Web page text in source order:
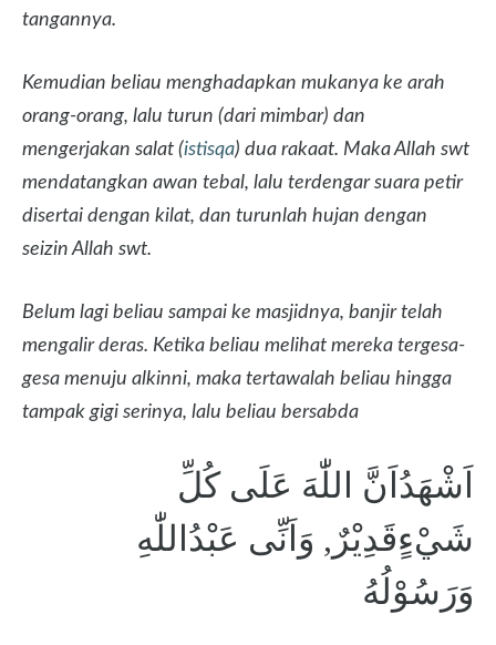
tangannya.
Kemudian beliau menghadapkan mukanya ke arah
orang-orang, lalu turun (dari mimbar) dan
mengerjakan salat (istisqa) dua rakaat. Maka Allah swt
mendatangkan awan tebal, lalu terdengar suara petir
disertai dengan kilat, dan turunlah hujan dengan
seizin Allah swt.
Belum lagi beliau sampai ke masjidnya, banjir telah
mengalir deras. Ketika beliau melihat mereka tergesa-
gesa menuju alkinni, maka tertawalah beliau hingga
tampak gigi serinya, lalu beliau bersabda
اَشْهَدُاَنَّ اللّٰهَ عَلَى كُلِّ
شَيْءٍقَدِيْرٌ, وَاَنِّى عَبْدُاللّٰهِ
وَرَسُوْلُهُ